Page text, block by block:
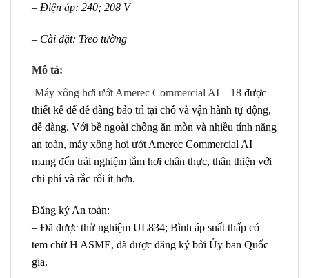
– Điện áp: 240; 208 V
– Cài đặt: Treo tường
Mô tả:
Máy xông hơi ướt Amerec Commercial AI – 18 được
thiết kế để dễ dàng bảo trì tại chỗ và vận hành tự động,
dễ dàng. Với bề ngoài chống ăn mòn và nhiều tính năng
an toàn, máy xông hơi ướt Amerec Commercial AI
mang đến trải nghiệm tắm hơi chân thực, thân thiện với
chi phí và rắc rối ít hơn.
Đăng ký An toàn:
– Đã được thử nghiệm UL834; Bình áp suất thấp có
tem chữ H ASME, đã được đăng ký bởi Ủy ban Quốc
gia.